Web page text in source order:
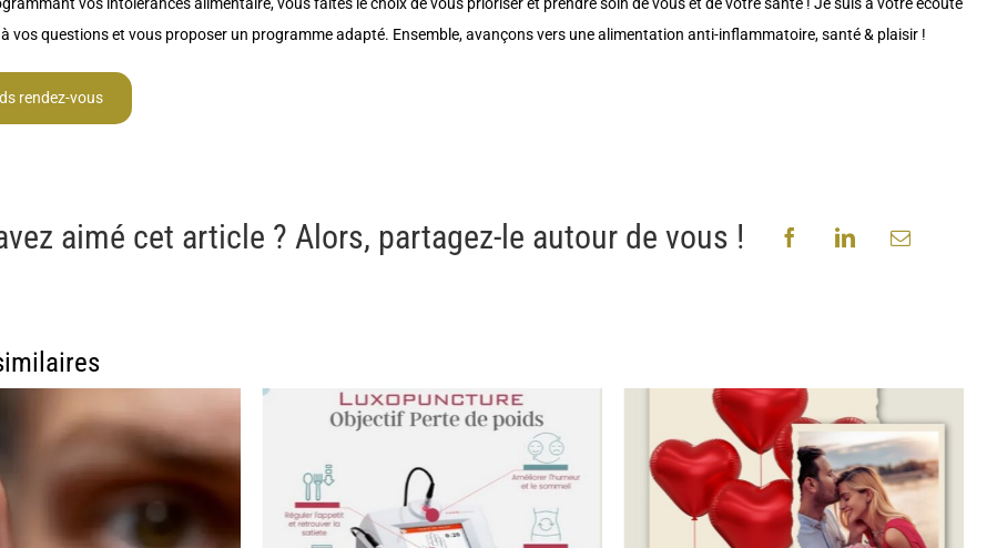
vos questions et vous proposer un programme adapté. Ensemble, avançons vers une alimentation anti-inflammatoire, santé & plaisir !
rendez-vous
aimé cet article ? Alors, partagez-le autour de vous !